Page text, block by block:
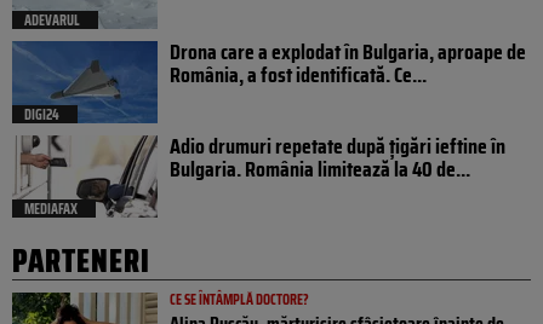
ADEVARUL
DIGI24
Drona care a explodat în Bulgaria, aproape de
România, a fost identificată. Ce...
MEDIAFAX
Adio drumuri repetate după țigări ieftine în
Bulgaria. România limitează la 40 de...
PARTENERI
CE SE ÎNTÂMPLĂ DOCTORE?